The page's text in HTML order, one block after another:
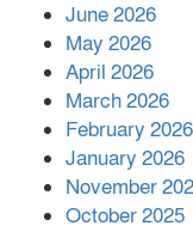
June 2026
May 2026
April 2026
March 2026
February 2026
January 2026
November
October 2025